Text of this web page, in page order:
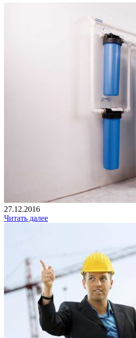
27.12.2016
Читать далее